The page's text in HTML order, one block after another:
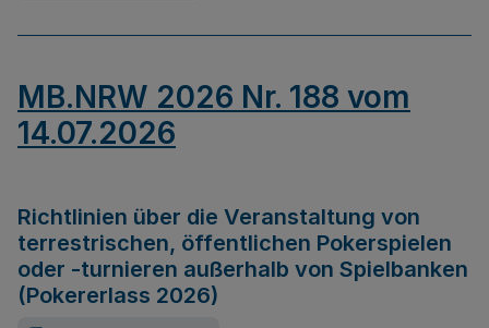
MB.NRW 2026 Nr. 188 vom
14.07.2026
Richtlinien über die Veranstaltung von
terrestrischen, öffentlichen Pokerspielen
oder -turnieren außerhalb von Spielbanken
(Pokererlass 2026)